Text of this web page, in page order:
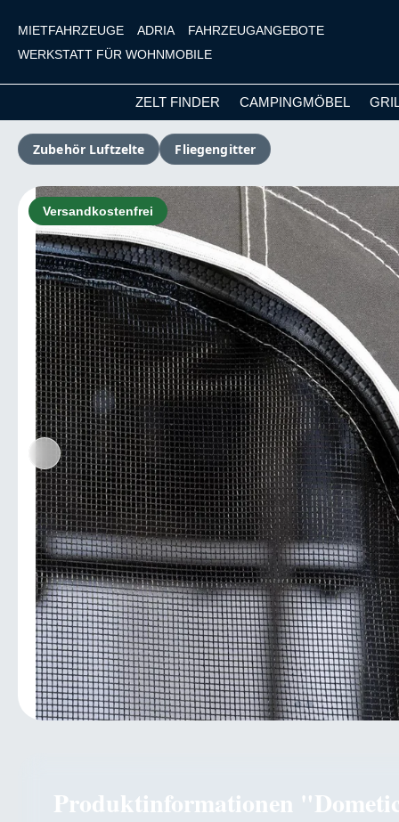
Hauptinhalt springen
Zur Suche springen
Zur Hauptnavigation springen
MIETFAHRZEUGE ADRIA
FAHRZEUGANGEBOTE
WERKSTATT FÜR WOHNMOBILE
ZELT FINDER CAMPINGMÖBEL
Zubehör Luftzelte Fliegengitter
Bildergalerie überspringen
Versandkostenfrei
Produktinformationen